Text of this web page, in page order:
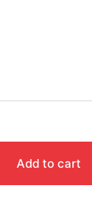
Add to cart